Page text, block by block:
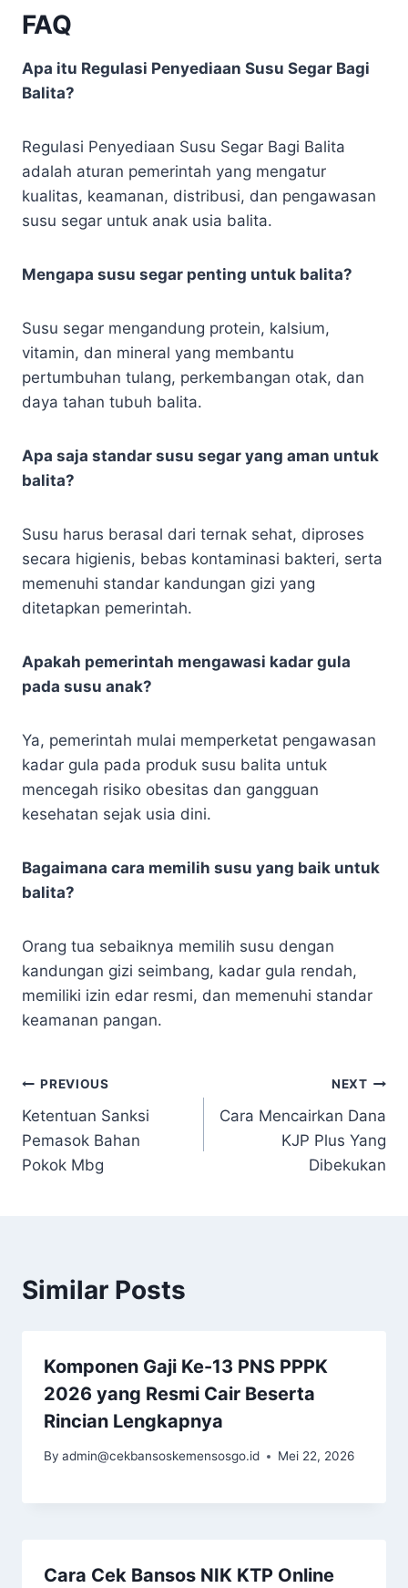
FAQ
Apa itu Regulasi Penyediaan Susu Segar Bagi
Balita?
Regulasi Penyediaan Susu Segar Bagi Balita
adalah aturan pemerintah yang mengatur
kualitas, keamanan, distribusi, dan pengawasan
susu segar untuk anak usia balita.
Mengapa susu segar penting untuk balita?
Susu segar mengandung protein, kalsium,
vitamin, dan mineral yang membantu
pertumbuhan tulang, perkembangan otak, dan
daya tahan tubuh balita.
Apa saja standar susu segar yang aman untuk
balita?
Susu harus berasal dari ternak sehat, diproses
secara higienis, bebas kontaminasi bakteri, serta
memenuhi standar kandungan gizi yang
ditetapkan pemerintah.
Apakah pemerintah mengawasi kadar gula
pada susu anak?
Ya, pemerintah mulai memperketat pengawasan
kadar gula pada produk susu balita untuk
mencegah risiko obesitas dan gangguan
kesehatan sejak usia dini.
Bagaimana cara memilih susu yang baik untuk
balita?
Orang tua sebaiknya memilih susu dengan
kandungan gizi seimbang, kadar gula rendah,
memiliki izin edar resmi, dan memenuhi standar
keamanan pangan.
Navigasi
pos
PREVIOUS
Ketentuan Sanksi
Pemasok Bahan
Pokok Mbg
NEXT
Cara Mencairkan Dana
KJP Plus Yang
Dibekukan
Similar Posts
Komponen Gaji Ke-13 PNS PPPK
2026 yang Resmi Cair Beserta
Rincian Lengkapnya
By admin@cekbansoskemensosgo.id Mei 22, 2026
Cara Cek Bansos NIK KTP Online